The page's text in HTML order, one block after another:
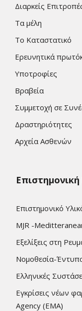
Διαρκείς
Τα μέλη
Το Καταστατικό
Ερευνητικά
Υποτροφίες
Βραβεία
Συμμετοχή σε
Δραστηριότητες
Αρχεία Ασθενών
Επιστημονικό
MJR -
Εξελίξεις στη
Νομοθεσία-
Ελληνικές
Εγκρίσεις νέων
Agency (EMA)